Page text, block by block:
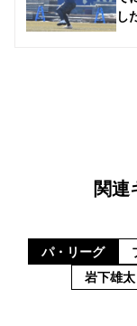
し
関連
パ・リーグ
岩下雄太